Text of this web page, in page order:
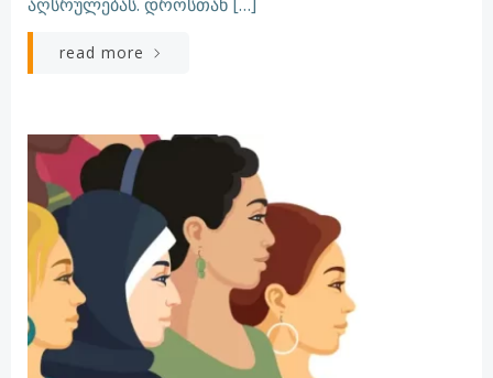
read more